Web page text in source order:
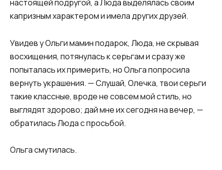
настоящей подругой, а Люда выделялась своим
капризным характером и имела других друзей.
Увидев у Ольги мамин подарок, Люда, не скрывая
восхищения, потянулась к серьгам и сразу же
попыталась их примерить, но Ольга попросила
вернуть украшения. — Слушай, Олечка, твои серьги
такие классные, вроде не совсем мой стиль, но
выглядят здорово; дай мне их сегодня на вечер, —
обратилась Люда с просьбой.
Ольга смутилась.